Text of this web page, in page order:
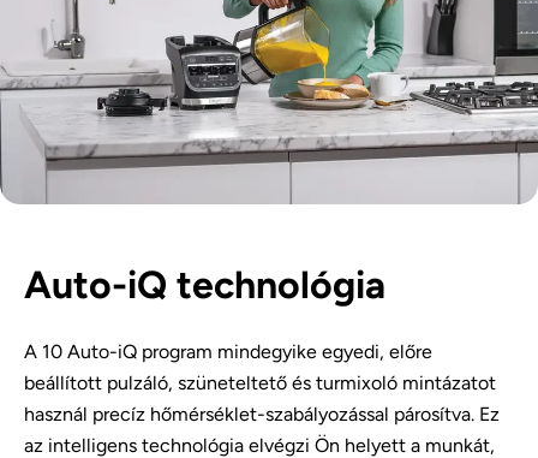
Auto-iQ technológia
A 10 Auto-iQ program mindegyike egyedi, előre
beállított pulzáló, szüneteltető és turmixoló mintázatot
használ precíz hőmérséklet-szabályozással párosítva. Ez
az intelligens technológia elvégzi Ön helyett a munkát,